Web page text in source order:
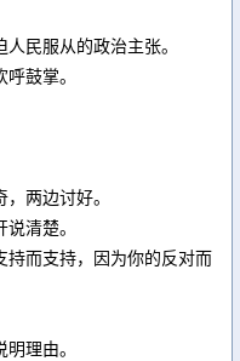
民服从的政治主张。
鼓掌。
两边讨好。
清楚。
持而支持，因为你的反对而
理由。